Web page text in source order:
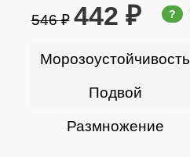
546 ₽ 442 ₽ ?
Морозоустойчивость
Подвой
Размножение